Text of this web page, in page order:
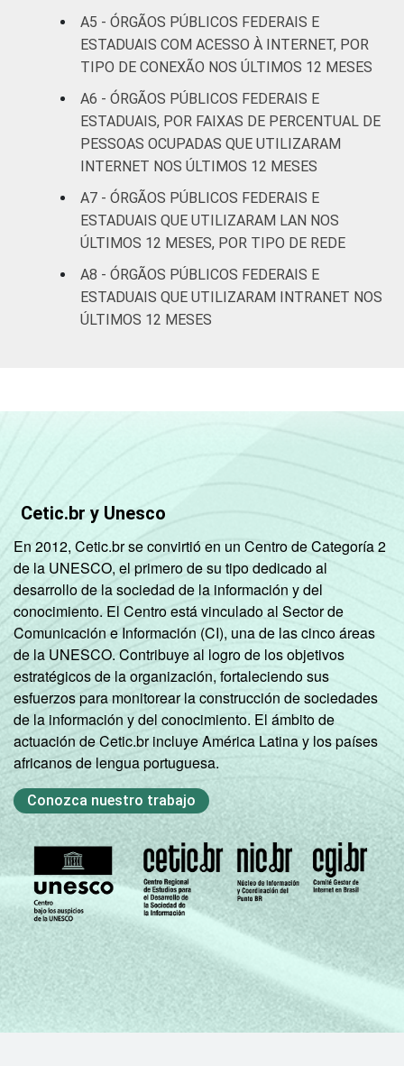
A5 - ÓRGÃOS PÚBLICOS FEDERAIS E
ESTADUAIS COM ACESSO À INTERNET, POR
TIPO DE CONEXÃO NOS ÚLTIMOS 12 MESES
A6 - ÓRGÃOS PÚBLICOS FEDERAIS E
ESTADUAIS, POR FAIXAS DE PERCENTUAL DE
PESSOAS OCUPADAS QUE UTILIZARAM
INTERNET NOS ÚLTIMOS 12 MESES
A7 - ÓRGÃOS PÚBLICOS FEDERAIS E
ESTADUAIS QUE UTILIZARAM LAN NOS
ÚLTIMOS 12 MESES, POR TIPO DE REDE
A8 - ÓRGÃOS PÚBLICOS FEDERAIS E
ESTADUAIS QUE UTILIZARAM INTRANET NOS
ÚLTIMOS 12 MESES
Cetic.br y Unesco
En 2012, Cetic.br se convirtió en un Centro de Categoría 2
de la UNESCO, el primero de su tipo dedicado al
desarrollo de la sociedad de la información y del
conocimiento. El Centro está vinculado al Sector de
Comunicación e Información (CI), una de las cinco áreas
de la UNESCO. Contribuye al logro de los objetivos
estratégicos de la organización, fortaleciendo sus
esfuerzos para monitorear la construcción de sociedades
de la información y del conocimiento. El ámbito de
actuación de Cetic.br incluye América Latina y los países
africanos de lengua portuguesa.
Conozca nuestro trabajo